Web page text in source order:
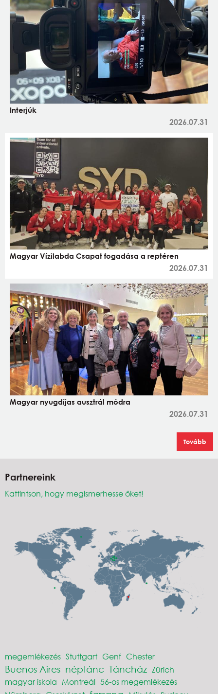
Interjúk
2026.07.31
Magyar Vízilabda Csapat fogadása a reptéren
2026.07.31
Magyar nyugdíjas ausztrál módra
2026.07.31
Tovább
Partnereink
Kattintson, hogy megismerhesse őket!
megemlékezés Stuttgart Genf Chester
Buenos Aires néptánc Táncház Zürich
magyar iskola Montreál 56-os megemlékezés